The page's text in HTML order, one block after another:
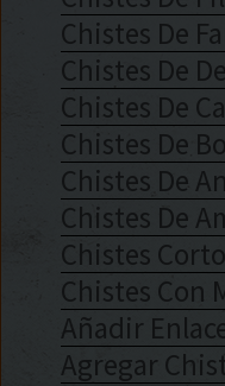
Chistes De
Chistes De
Chistes De
Chistes De
Chistes De
Chistes De
Chistes
Chistes Con
Añadir
Agregar